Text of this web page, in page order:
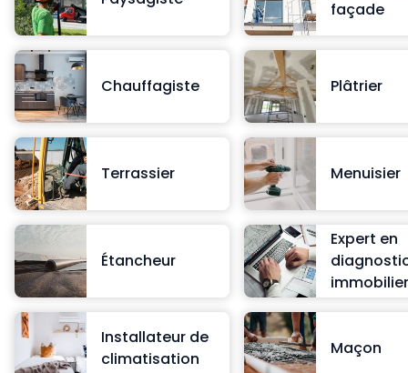
façade
Chauffagiste Plâtrier
Terrassier Menuisier
Étancheur
Expert en
Installateur de
climatisation
Maçon